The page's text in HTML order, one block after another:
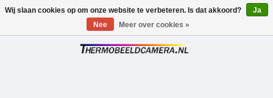
Toggle
Wij slaan cookies op om onze website te verbeteren. Is dat akkoord?
Ja
Nee
Meer over cookies »